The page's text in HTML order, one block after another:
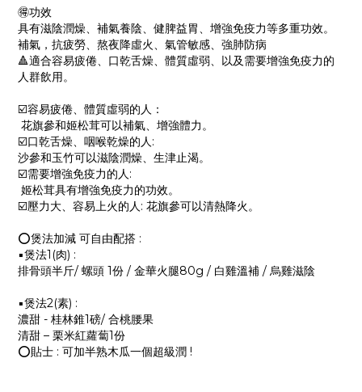
🉐功效
具有滋陰潤燥、補氣養陰、健脾益胃、增強免疫力等多重功效。
補氣，抗疲勞、熬夜降虛火、氣管敏感、強肺防病
🔺適合容易疲倦、口乾舌燥、體質虛弱、以及需要增強免疫力的
人群飲用。
☑️容易疲倦、體質虛弱的人：
花旗參和姬松茸可以補氣、增強體力。
☑️口乾舌燥、咽喉乾燥的人:
沙參和玉竹可以滋陰潤燥、生津止渴。
☑️需要增強免疫力的人:
姬松茸具有增強免疫力的功效。
☑️壓力大、容易上火的人: 花旗參可以清熱降火。
⭕️煲法加減 可自由配搭 :
▪️煲法1(肉) :
排骨頭半斤/ 螺頭 1份 / 金華火腿80g / 白雞溫補 / 烏雞滋陰
▪️煲法2(素) :
濃甜 - 桂林錐1磅/ 合桃腰果
清甜 – 栗米紅蘿蔔1份
⭕️貼士 : 可加半熟木瓜一個超級潤 !